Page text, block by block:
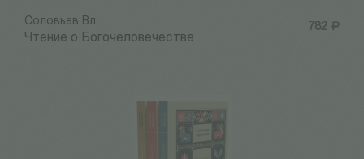
782 Р
Соловьев Вл.
Чтение о Богочеловечестве